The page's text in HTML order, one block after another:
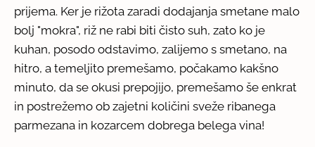
prijema. Ker je rižota zaradi dodajanja smetane malo
bolj "mokra", riž ne rabi biti čisto suh, zato ko je
kuhan, posodo odstavimo, zalijemo s smetano, na
hitro, a temeljito premešamo, počakamo kakšno
minuto, da se okusi prepojijo, premešamo še enkrat
in postrežemo ob zajetni količini sveže ribanega
parmezana in kozarcem dobrega belega vina!